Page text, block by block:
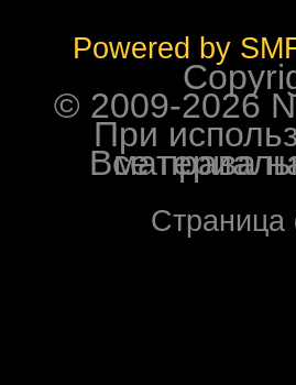
Powered by
Все права на
Страница